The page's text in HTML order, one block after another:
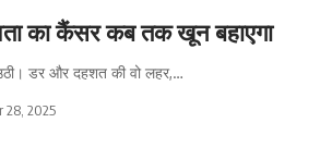
का कैंसर कब तक खून बहाएगा
डर और दहशत की वो लहर,…
28, 2025